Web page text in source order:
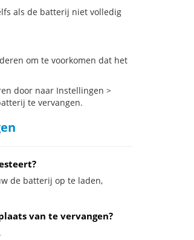
als de batterij niet volledig
om te voorkomen dat het
door naar Instellingen >
te vervangen.
de batterij op te laden,
van te vervangen?